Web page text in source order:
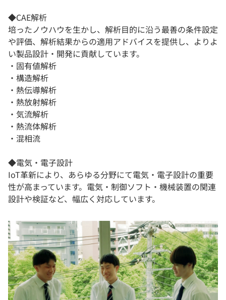
◆CAE解析
培ったノウハウを生かし、解析目的に沿う最善の条件設定
や評価、解析結果からの適用アドバイスを提供し、よりよ
い製品設計・開発に貢献しています。
・固有値解析
・構造解析
・熱伝導解析
・熱放射解析
・気流解析
・熱流体解析
・混相流
◆電気・電子設計
IoT革新により、あらゆる分野にて電気・電子設計の重要
性が高まっています。電気・制御ソフト・機械装置の関連
設計や検証など、幅広く対応しています。